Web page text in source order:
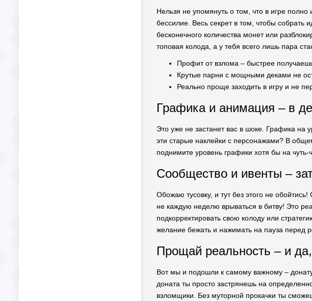
Нельзя не упомянуть о том, что в игре
бессилие. Весь секрет в том, чтобы
бесконечного количества монет или
топовая колода, а у тебя всего лишь пара
Профит от взлома – быстрее
Крутые парни с мощными деками не
Реально проще заходить в игру и не
Графика и анимация – в
Это уже не застанет вас в шоке. Графика на
эти старые наклейки с персонажами? В
поднимите уровень графики хотя бы на чуть-
Сообщество и ивенты –
Обожаю тусовку, и тут без этого не
не каждую неделю врываться в битву! Это
подкорректировать свою колоду или
желание бежать и нажимать на пауза перед
Прощай реальность – и
Вот мы и подошли к самому важному –
доната ты просто застрянешь на
взломщики. Без муторной прокачки ты